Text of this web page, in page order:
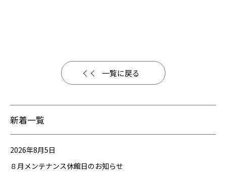
一覧に戻る
新着一覧
2026年8月5日
８月メンテナンス休館日のお知らせ